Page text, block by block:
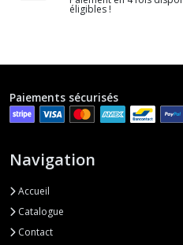
éligibles !
Paiements sécurisés
Navigation
Accueil
Catalogue
Contact